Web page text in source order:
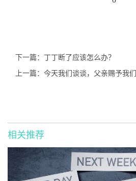
下一篇：丁丁断了应该怎么办？
上一篇：今天我们谈谈，父亲赐予我
相关推荐